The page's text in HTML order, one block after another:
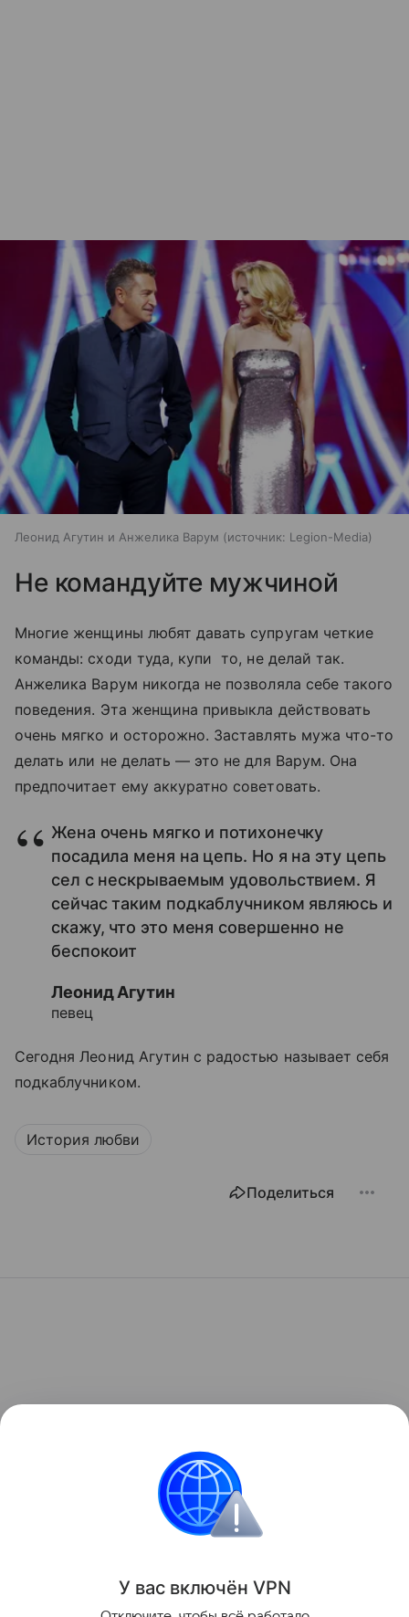
Леонид Агутин и Анжелика Варум источник: Legion-Media
Не командуйте мужчиной
Многие женщины любят давать супругам четкие
команды: сходи туда, купи то, не делай так.
Анжелика Варум никогда не позволяла себе такого
поведения. Эта женщина привыкла действовать
очень мягко и осторожно. Заставлять мужа что-то
делать или не делать — это не для Варум. Она
предпочитает ему аккуратно советовать.
Жена очень мягко и потихонечку
посадила меня на цепь. Но я на эту цепь
сел с нескрываемым удовольствием. Я
сейчас таким подкаблучником являюсь и
скажу, что это меня совершенно не
беспокоит
Леонид Агутин
певец
Сегодня Леонид Агутин с радостью называет себя
подкаблучником.
История любви
Поделиться
У вас включён VPN